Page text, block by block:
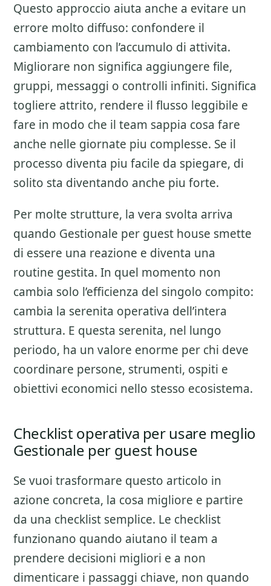
Questo approccio aiuta anche a evitare un
errore molto diffuso: confondere il
cambiamento con l’accumulo di attivita.
Migliorare non significa aggiungere file,
gruppi, messaggi o controlli infiniti. Significa
togliere attrito, rendere il flusso leggibile e
fare in modo che il team sappia cosa fare
anche nelle giornate piu complesse. Se il
processo diventa piu facile da spiegare, di
solito sta diventando anche piu forte.
Per molte strutture, la vera svolta arriva
quando Gestionale per guest house smette
di essere una reazione e diventa una
routine gestita. In quel momento non
cambia solo l’efficienza del singolo compito:
cambia la serenita operativa dell’intera
struttura. E questa serenita, nel lungo
periodo, ha un valore enorme per chi deve
coordinare persone, strumenti, ospiti e
obiettivi economici nello stesso ecosistema.
Checklist operativa per usare meglio
Gestionale per guest house
Se vuoi trasformare questo articolo in
azione concreta, la cosa migliore e partire
da una checklist semplice. Le checklist
funzionano quando aiutano il team a
prendere decisioni migliori e a non
dimenticare i passaggi chiave, non quando